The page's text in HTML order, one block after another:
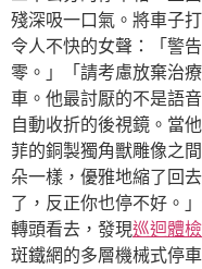
殘深吸一口氣。將車子
令人不快的女聲：「警
零。」「請考慮放棄治
車。他最討厭的不是語
自動收折的後視鏡。當
菲的銅製獨角獸雕像之
朵一樣，優雅地縮了回
了，反正你也停不好。
轉頭看去，發現巡迴體
斑鐵網的多層機械式停